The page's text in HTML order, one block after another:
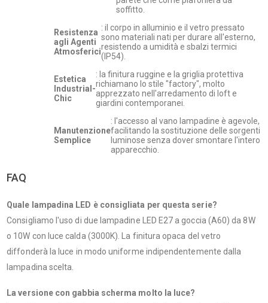
soffitto.
Resistenza
agli Agenti
Atmosferici
: il corpo in alluminio e il vetro pressato
sono materiali nati per durare all'esterno,
resistendo a umidità e sbalzi termici
(IP54).
Estetica
Industrial-
Chic
: la finitura ruggine e la griglia protettiva
richiamano lo stile "factory", molto
apprezzato nell'arredamento di loft e
giardini contemporanei.
Manutenzione
Semplice
: l'accesso al vano lampadine è agevole,
facilitando la sostituzione delle sorgenti
luminose senza dover smontare l'intero
apparecchio.
FAQ
Quale lampadina LED è consigliata per questa serie?
Consigliamo l'uso di due lampadine LED E27 a goccia (A60) da 8W
o 10W con luce calda (3000K). La finitura opaca del vetro
diffonderà la luce in modo uniforme indipendentemente dalla
lampadina scelta.
La versione con gabbia scherma molto la luce?